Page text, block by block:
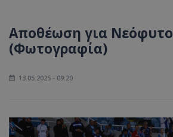
Αποθέωση για Νεόφυτο
(Φωτογραφία)
13.05.2025 - 09:20